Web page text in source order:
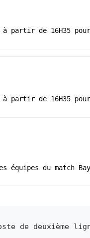
partir de 16H35
partir de 16H35
équipes du match
de deuxième